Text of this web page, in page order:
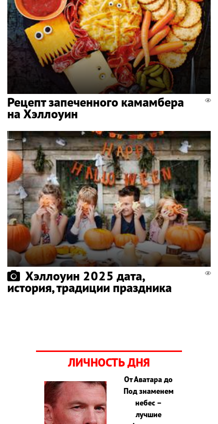
Рецепт запеченного камамбера
на Хэллоуин
Хэллоуин 2025 дата,
история, традиции праздника
ЛИЧНОСТЬ ДНЯ
От Аватара до
Под знаменем
небес –
лучшие